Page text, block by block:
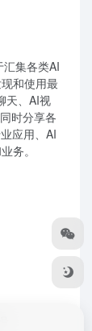
集各类AI
和使用最
天、AI视
时分享各
应用、AI
务。